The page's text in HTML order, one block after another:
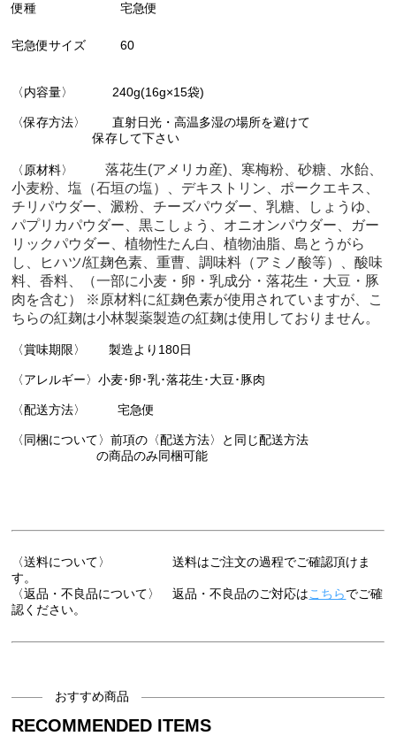
便種 宅急便
宅急便サイズ 60
〈内容量〉 240g(16g×15袋)
〈保存方法〉 直射日光・高温多湿の場所を避けて
保存して下さい
〈原材料〉落花生(アメリカ産)、寒梅粉、砂糖、水飴、
小麦粉、塩（石垣の塩）、デキストリン、ポークエキス、
チリパウダー、澱粉、チーズパウダー、乳糖、しょうゆ、
パプリカパウダー、黒こしょう、オニオンパウダー、ガー
リックパウダー、植物性たん白、植物油脂、島とうがら
し、ヒハツ/紅麹色素、重曹、調味料（アミノ酸等）、酸味
料、香料、（一部に小麦・卵・乳成分・落花生・大豆・豚
肉を含む） ※原材料に紅麹色素が使用されていますが、こ
ちらの紅麹は小林製薬製造の紅麹は使用しておりません。
〈賞味期限〉 製造より180日
〈アレルギー〉小麦･卵･乳･落花生･大豆･豚肉
〈配送方法〉 宅急便
〈同梱について〉前項の〈配送方法〉と同じ配送方法
の商品のみ同梱可能
〈送料について〉 送料はご注文の過程でご確認頂けま
す。
〈返品・不良品について〉 返品・不良品のご対応はこちらでご確
認ください。
おすすめ商品
RECOMMENDED ITEMS